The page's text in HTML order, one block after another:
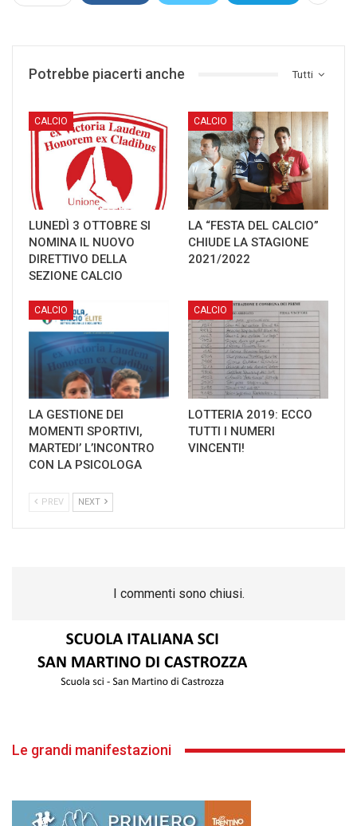
Tutti
Potrebbe piacerti anche
CALCIO
LUNEDÌ 3 OTTOBRE SI
NOMINA IL NUOVO
DIRETTIVO DELLA
SEZIONE CALCIO
CALCIO
LA “FESTA DEL CALCIO”
CHIUDE LA STAGIONE
2021/2022
CALCIO
LA GESTIONE DEI
MOMENTI SPORTIVI,
MARTEDI’ L’INCONTRO
CON LA PSICOLOGA
CALCIO
LOTTERIA 2019: ECCO
TUTTI I NUMERI
VINCENTI!
PREV NEXT
I commenti sono chiusi.
Le grandi manifestazioni